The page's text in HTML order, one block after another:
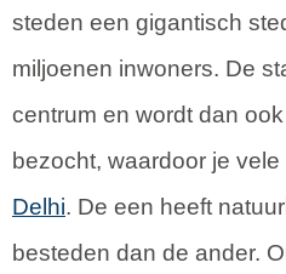
steden een gigantisch
miljoenen inwoners. De
centrum en wordt dan
bezocht, waardoor je
Delhi. De een heeft
besteden dan de ander.